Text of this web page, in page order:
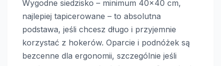
Wygodne siedzisko – minimum 40×40 cm,
najlepiej tapicerowane – to absolutna
podstawa, jeśli chcesz długo i przyjemnie
korzystać z hokerów. Oparcie i podnóżek są
bezcenne dla ergonomii, szczególnie jeśli